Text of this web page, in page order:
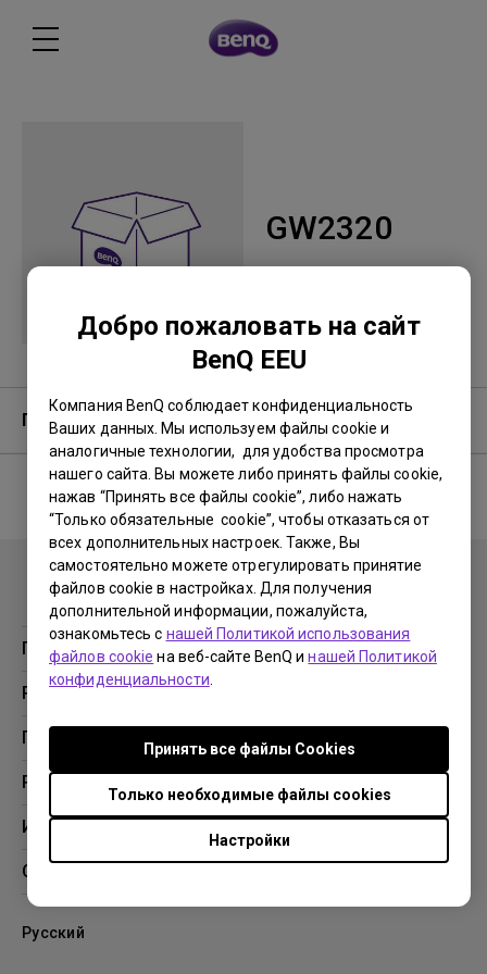
Добро пожаловать на сайт
BenQ EEU
Компания BenQ соблюдает конфиденциальность
Ваших данных. Мы используем файлы cookie и
аналогичные технологии, для удобства просмотра
нашего сайта. Вы можете либо принять файлы cookie,
нажав “Принять все файлы cookie”, либо нажать
“Только обязательные cookie”, чтобы отказаться от
всех дополнительных настроек. Также, Вы
самостоятельно можете отрегулировать принятие
файлов cookie в настройках. Для получения
дополнительной информации, пожалуйста,
ознакомьтесь с нашей Политикой использования
файлов cookie на веб-сайте BenQ инашей Политикой
конфиденциальности
Настройки
Только необходимые файлы cookies
Принять все файлы Сookies
GW2320
Гарантия
No related warranty information
Продукция
Проекторы
Решения
Образование
Поддержка
Поддержка
Ресурсы
Проекционный калькулятор
Информация
BenQ AQCOLOR
О компании BenQ
Профиль компании
Новости
Русский